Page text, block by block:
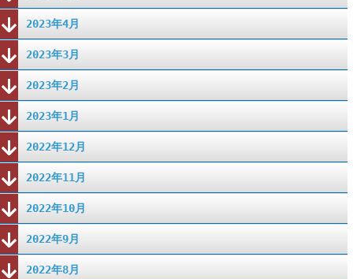
2023年4月
2023年3月
2023年2月
2023年1月
2022年12月
2022年11月
2022年10月
2022年9月
2022年8月